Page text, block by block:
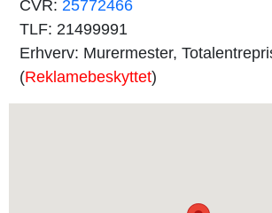
CVR: 25772466
TLF: 21499991
Erhverv: Murermester,
(Reklamebeskyttet)